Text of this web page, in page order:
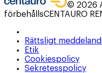
© 2026
förbehållsCENTAURO
Rättsligt
Etik
Cookiespolicy
Sekretesspolicy